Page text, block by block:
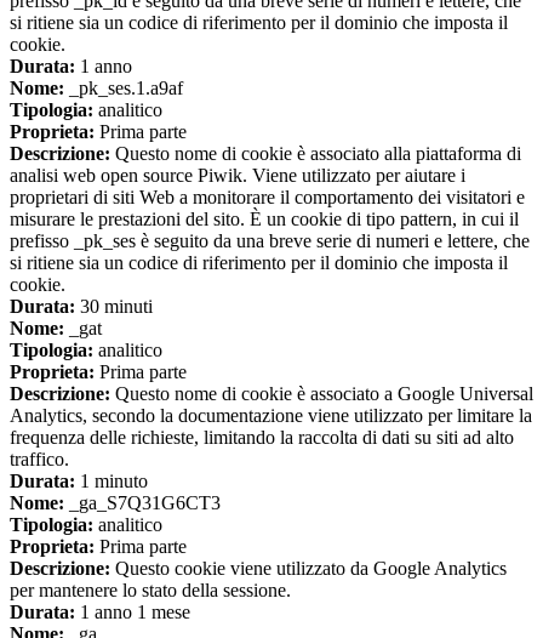
si ritiene sia un codice di riferimento per il dominio che imposta il
cookie.
Durata: 1 anno
Nome: _pk_ses.1.a9af
Tipologia: analitico
Proprieta: Prima parte
Descrizione: Questo nome di cookie è associato alla piattaforma di
analisi web open source Piwik. Viene utilizzato per aiutare i
proprietari di siti Web a monitorare il comportamento dei visitatori e
misurare le prestazioni del sito. È un cookie di tipo pattern, in cui il
prefisso _pk_ses è seguito da una breve serie di numeri e lettere, che
si ritiene sia un codice di riferimento per il dominio che imposta il
cookie.
Durata: 30 minuti
Nome: _gat
Tipologia: analitico
Proprieta: Prima parte
Descrizione: Questo nome di cookie è associato a Google Universal
Analytics, secondo la documentazione viene utilizzato per limitare la
frequenza delle richieste, limitando la raccolta di dati su siti ad alto
traffico.
Durata: 1 minuto
Nome: _ga_S7Q31G6CT3
Tipologia: analitico
Proprieta: Prima parte
Descrizione: Questo cookie viene utilizzato da Google Analytics
per mantenere lo stato della sessione.
Durata: 1 anno 1 mese